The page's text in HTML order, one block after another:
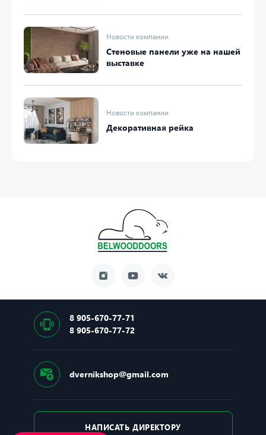
Новости компании
Стеновые панели уже на нашей
выставке
Новости компании
Декоративная рейка
8 905-670-77-71
8 905-670-77-72
dvernikshop@gmail.com
НАПИСАТЬ ДИРЕКТОРУ